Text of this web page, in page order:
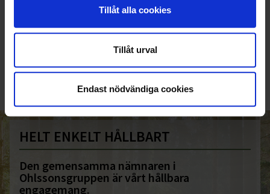
Tillåt alla cookies
Tillåt urval
Endast nödvändiga cookies
KUNDTJÄNST
HELT ENKELT HÅLLBART
Den gemensamma nämnaren i
Ohlssonsgruppen är vårt hållbara
engagemang.